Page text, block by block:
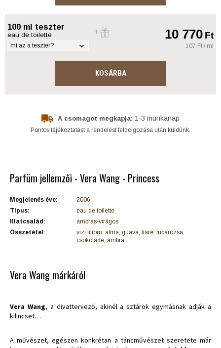
100 ml teszter
eau de toilette
mi az a teszter?
10 770Ft
107 Ft / ml
KOSÁRBA
A csomagot megkapja: 1-3 munkanap
Pontos tájékoztatást a rendelést feldolgozása után küldünk.
Parfüm jellemzői - Vera Wang - Princess
Megjelenés éve:
2006
Típus:
eau de toilette
Illatcsalád:
ámbrás-virágos
Összetétel:
vizi liliom, alma, guava, tiaré, tubarózsa,
csokoládé, ámbra
Vera Wang márkáról
Vera Wang, a divattervező, akinél a sztárok egymásnak adják a
kilincset…
A művészet, egészen konkrétan a táncművészet szeretete már